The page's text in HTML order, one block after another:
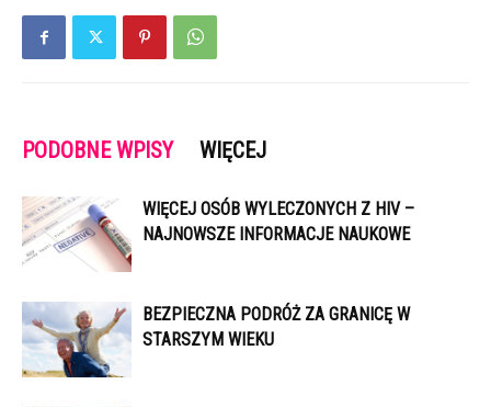
PODOBNE WPISY WIĘCEJ
WIĘCEJ OSÓB WYLECZONYCH Z HIV –
NAJNOWSZE INFORMACJE NAUKOWE
BEZPIECZNA PODRÓŻ ZA GRANICĘ W
STARSZYM WIEKU